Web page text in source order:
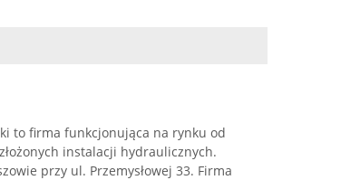
to firma funkcjonująca na rynku od
instalacji hydraulicznych.
przy ul. Przemysłowej 33. Firma